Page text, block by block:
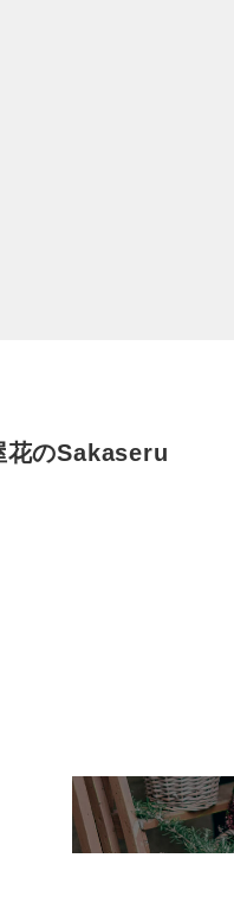
花のSakaseru